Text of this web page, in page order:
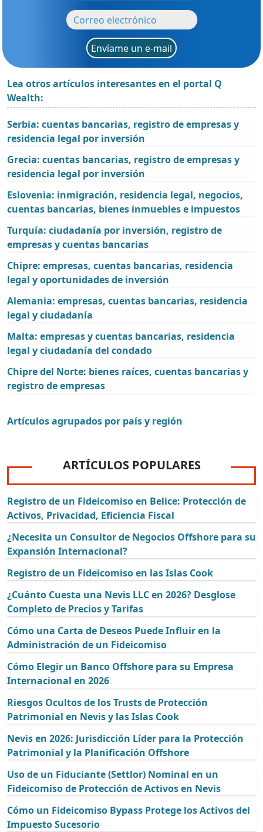
Envíame un e-mail
Lea otros artículos interesantes en el portal Q
Wealth:
Serbia: cuentas bancarias, registro de empresas y
residencia legal por inversión
Grecia: cuentas bancarias, registro de empresas y
residencia legal por inversión
Eslovenia: inmigración, residencia legal, negocios,
cuentas bancarias, bienes inmuebles e impuestos
Turquía: ciudadanía por inversión, registro de
empresas y cuentas bancarias
Chipre: empresas, cuentas bancarias, residencia
legal y oportunidades de inversión
Alemania: empresas, cuentas bancarias, residencia
legal y ciudadanía
Malta: empresas y cuentas bancarias, residencia
legal y ciudadanía del condado
Chipre del Norte: bienes raíces, cuentas bancarias y
registro de empresas
Artículos agrupados por país y región
ARTÍCULOS POPULARES
Registro de un Fideicomiso en Belice: Protección de
Activos, Privacidad, Eficiencia Fiscal
¿Necesita un Consultor de Negocios Offshore para su
Expansión Internacional?
Registro de un Fideicomiso en las Islas Cook
¿Cuánto Cuesta una Nevis LLC en 2026? Desglose
Completo de Precios y Tarifas
Cómo una Carta de Deseos Puede Influir en la
Administración de un Fideicomiso
Cómo Elegir un Banco Offshore para su Empresa
Internacional en 2026
Riesgos Ocultos de los Trusts de Protección
Patrimonial en Nevis y las Islas Cook
Nevis en 2026: Jurisdicción Líder para la Protección
Patrimonial y la Planificación Offshore
Uso de un Fiduciante (Settlor) Nominal en un
Fideicomiso de Protección de Activos en Nevis
Cómo un Fideicomiso Bypass Protege los Activos del
Impuesto Sucesorio